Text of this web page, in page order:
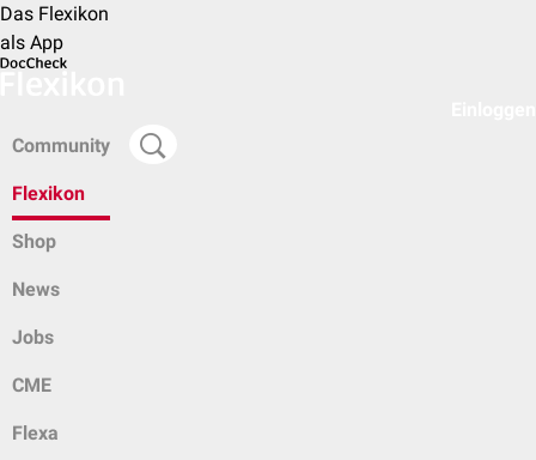
Das Flexikon
als App
Community
Flexikon
Shop
News
Jobs
CME
Flexa